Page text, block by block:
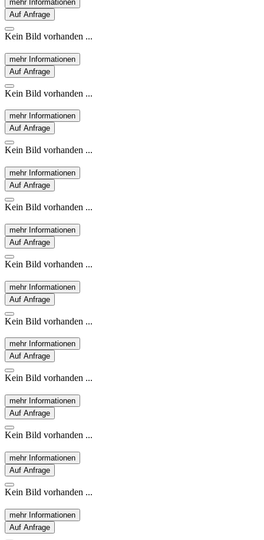
mehr Informationen
Auf Anfrage
Kein Bild vorhanden ...
mehr Informationen
Auf Anfrage
Kein Bild vorhanden ...
mehr Informationen
Auf Anfrage
Kein Bild vorhanden ...
mehr Informationen
Auf Anfrage
Kein Bild vorhanden ...
mehr Informationen
Auf Anfrage
Kein Bild vorhanden ...
mehr Informationen
Auf Anfrage
Kein Bild vorhanden ...
mehr Informationen
Auf Anfrage
Kein Bild vorhanden ...
mehr Informationen
Auf Anfrage
Kein Bild vorhanden ...
mehr Informationen
Auf Anfrage
Kein Bild vorhanden ...
mehr Informationen
Auf Anfrage